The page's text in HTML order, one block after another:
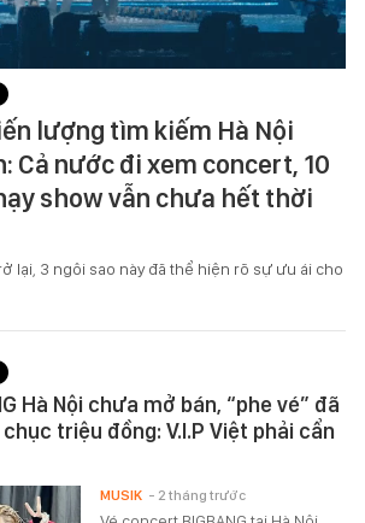
lượng tìm kiếm Hà Nội
Cả nước đi xem concert, 10
show vẫn chưa hết thời
lại, 3 ngôi sao này đã thể hiện rõ sự ưu ái cho
Hà Nội chưa mở bán, “phe vé” đã
triệu đồng: V.I.P Việt phải cẩn
MUSIK - 2 tháng trước